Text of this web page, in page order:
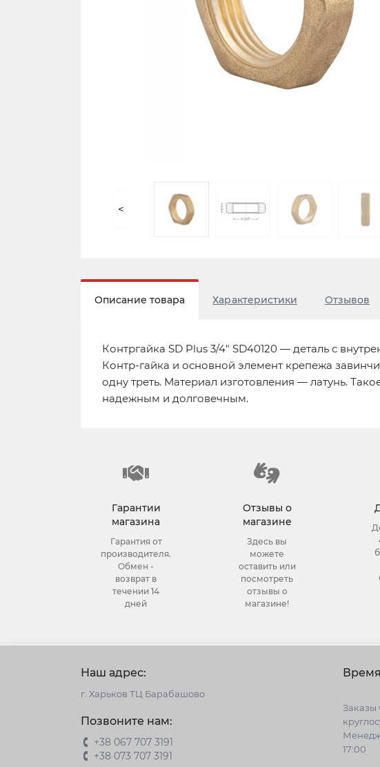
<
Описание товара Характеристики Отзывов
Контргайка SD Plus 3/4" SD40120 — деталь с
Контр-гайка и основной элемент крепежа
одну треть. Материал изготовления — латунь.
надежным и долговечным.
Гарантии
магазина
Гарантия от
производителя.
Обмен -
возврат в
течении 14
дней
Отзывы о
магазине
Здесь вы
можете
оставить или
посмотреть
отзывы о
магазине!
Наш адрес:
г. Харьков ТЦ Барабашово
Позвоните нам:
+38 067 707 3191
+38 073 707 3191
Заказы
17:00